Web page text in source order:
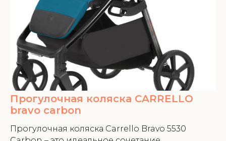
Прогулочная коляска CARRELLO
bravo carbon
Прогулочная коляска Carrello Bravo 5530